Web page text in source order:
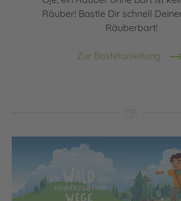
Räuber! Bastle Dir schnell
Räuberbart!
Zur Bastelanleitung